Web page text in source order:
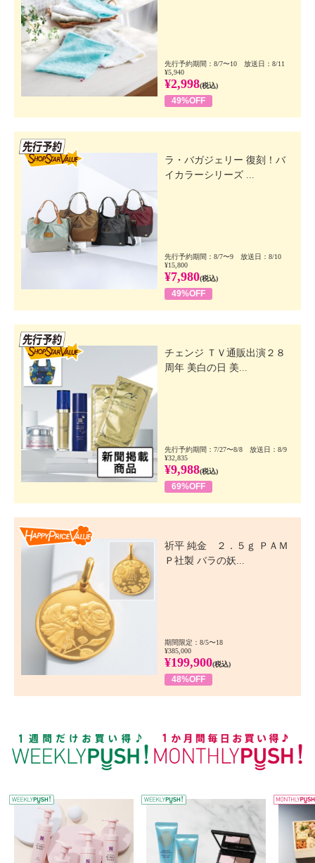
先行予約期間：8/7〜10 放送日：8/11
¥5,940
¥2,998(税込)
49%OFF
ラ・バガジェリー 復刻！バ
イカラーシリーズ ...
先行予約期間：8/7〜9 放送日：8/10
¥15,800
¥7,980(税込)
49%OFF
チェンジ ＴＶ通販出演２８
周年 美白の日 美...
先行予約期間：7/27〜8/8 放送日：8/9
¥32,835
¥9,988(税込)
69%OFF
祈平 純金 ２．５ｇ ＰＡＭ
Ｐ社製 バラの妖...
期間限定：8/5〜18
¥385,000
¥199,900(税込)
48%OFF
WEEKLY PUSH